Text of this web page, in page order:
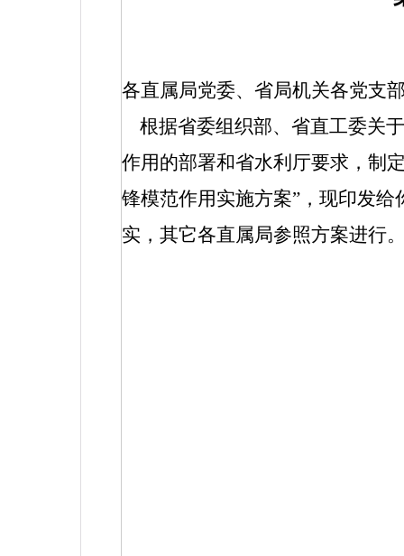
各直属局党委、省局机关各党支
根据省委组织部、省直工委关
作用的部署和省水利厅要求，制
锋模范作用实施方案”，现印发
实，其它各直属局参照方案进行